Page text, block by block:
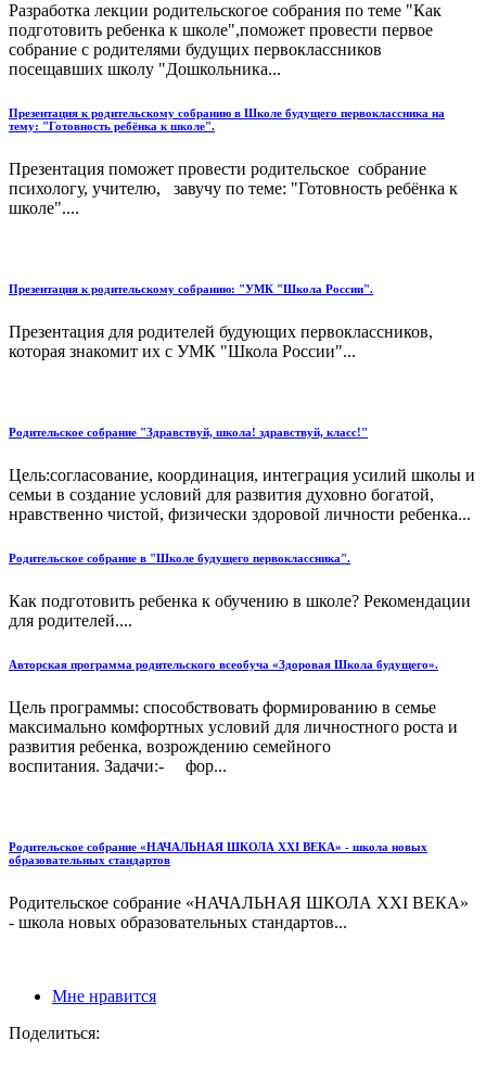
Разработка лекции родительскогое собрания по теме "Как
подготовить ребенка к школе",поможет провести первое
собрание с родителями будущих первоклассников
посещавших школу "Дошкольника...
Презентация к родительскому собранию в Школе будущего первоклассника на
тему: "Готовность ребёнка к школе".
Презентация поможет провести родительское собрание
психологу, учителю, завучу по теме: "Готовность ребёнка к
школе"....
Презентация к родительскому собранию: "УМК "Школа России".
Презентация для родителей будующих первоклассников,
которая знакомит их с УМК "Школа России"...
Родительское собрание "Здравствуй, школа! здравствуй, класс!"
Цель:согласование, координация, интеграция усилий школы и
семьи в создание условий для развития духовно богатой,
нравственно чистой, физически здоровой личности ребенка...
Родительское собрание в "Школе будущего первоклассника".
Как подготовить ребенка к обучению в школе? Рекомендации
для родителей....
Авторская программа родительского всеобуча «Здоровая Школа будущего».
Цель программы: способствовать формированию в семье
максимально комфортных условий для личностного роста и
развития ребенка, возрождению семейного
воспитания. Задачи:- фор...
Родительское собрание «НАЧАЛЬНАЯ ШКОЛА XXI ВЕКА» - школа новых
образовательных стандартов
Родительское собрание «НАЧАЛЬНАЯ ШКОЛА XXI ВЕКА»
- школа новых образовательных стандартов...
Мне нравится
Поделиться: